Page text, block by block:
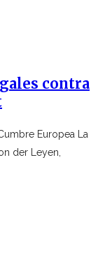
contra
Europea La
der Leyen,